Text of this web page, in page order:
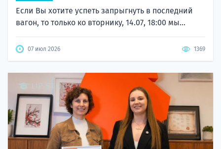
Если Вы хотите успеть запрыгнуть в последний
вагон, то только ко вторнику, 14.07, 18:00 мы...
07 июл 2026 1369